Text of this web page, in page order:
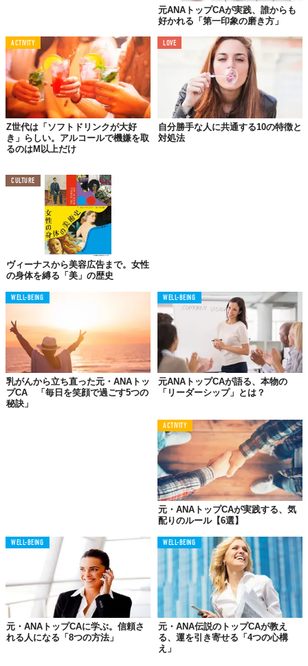
以前、あるイベントでお話をしたとき、参加された女性は素敵な
方ばかりでした。
ただ気になったのが、自分磨きに余念がないこと。「ここまで磨
かれたら、幸せになれる」と思い込んで、そこに到着するまでは
幸せになれないと、自分をブロックしているように感じました。
しかし、誰が、いつ、「あなたは、もう磨かれましたよ」と教え
り、その自分磨きは容易に終わりません。
も、あなたは今のままで十分に魅力的です。
何事にも過度な期待は禁物
の仕事も理想と現実のギャップはあ
ります。 お客様から様々なクレームをいただくことは珍しくない
ですし、一緒に働く外国人のクルーとは文化や習慣の違いを感じ
ることもあります。 機内は乾燥し、肌の調子が悪くなったり髪の
毛もパサついてしまうなど、女性にとって厳しいと感じることも
多々あります。
だから、憧れを抱いている人ほど「こんなはずじゃなかった」と
ギャップに思い悩み、いつしか「辞めたい」が口癖になってしま
う人もいました。
しかし私は、そういう感覚がありませんでした。 そもそも、CA
の仕事に大きな期待を抱いていなかったのです。 この姿勢は、安
元ANAトップCAが実践、誰からも
好かれる「第一印象の磨き方」
ACTIVITY
Z世代は「ソフトドリンクが大好
き」らしい。アルコールで機嫌を取
るのはM以上だけ
LOVE
自分勝手な人に共通する10の特徴と
対処法
CULTURE
ヴィーナスから美容広告まで。女性
の身体を縛る「美」の歴史
WELL-BEING
乳がんから立ち直った元・ANAトッ
プCA 「毎日を笑顔で過ごす5つの
秘訣」
WELL-BEING
元ANAトップCAが語る、本物の
「リーダーシップ」とは？
ACTIVITY
元・ANAトップCAが実践する、気
配りのルール【6選】
WELL-BEING
元・ANAトップCAに学ぶ。信頼さ
れる人になる「8つの方法」
WELL-BEING
元・ANA伝説のトップCAが教え
る、運を引き寄せる「4つの心構
え」